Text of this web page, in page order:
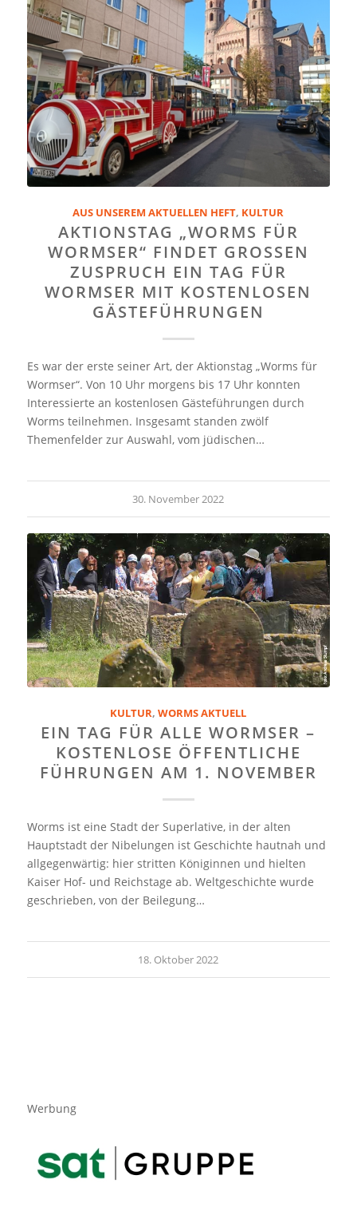
AUS UNSEREM AKTUELLEN HEFT, KULTUR
AKTIONSTAG „WORMS FÜR
WORMSER“ FINDET GROSSEN
ZUSPRUCH EIN TAG FÜR
WORMSER MIT KOSTENLOSEN
GÄSTEFÜHRUNGEN
Es war der erste seiner Art, der Aktionstag „Worms für
Wormser“. Von 10 Uhr morgens bis 17 Uhr konnten
Interessierte an kostenlosen Gästeführungen durch
Worms teilnehmen. Insgesamt standen zwölf
Themenfelder zur Auswahl, vom jüdischen…
30. November 2022
KULTUR,WORMS AKTUELL
EIN TAG FÜR ALLE WORMSER –
KOSTENLOSE ÖFFENTLICHE
FÜHRUNGEN AM 1. NOVEMBER
Worms ist eine Stadt der Superlative, in der alten
Hauptstadt der Nibelungen ist Geschichte hautnah und
allgegenwärtig: hier stritten Königinnen und hielten
Kaiser Hof- und Reichstage ab. Weltgeschichte wurde
geschrieben, von der Beilegung…
18. Oktober 2022
Werbung